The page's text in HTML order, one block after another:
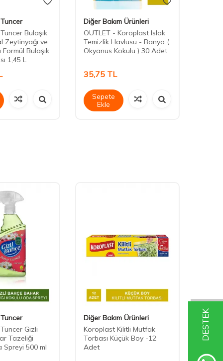
DESTEK
Bulaşık
Zeytinyağı ve
Formül Bulaşık
1,45 L
Diğer Bakım Ürünleri
OUTLET - Koroplast Islak
Temizlik Havlusu - Banyo (
Okyanus Kokulu ) 30 Adet
35,75 TL
Sepete
Ekle
Gizli
Tazeliği
Spreyi 500 ml
Diğer Bakım Ürünleri
Koroplast Kilitli Mutfak
Torbası Küçük Boy -12
Adet
Solo
Solo